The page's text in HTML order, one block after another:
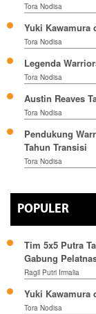
Tora Nodisa
Yuki Kawamura
Tora Nodisa
Legenda
Tora Nodisa
Austin Reaves
Tora Nodisa
Pendukung
Tahun Transisi
Tora Nodisa
POPULER
Tim 5x5 Putra
Gabung
Ragil Putri Irmalia
Yuki Kawamura
Tora Nodisa